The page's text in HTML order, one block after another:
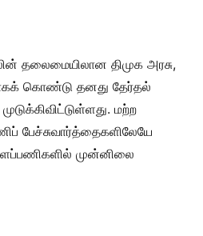
தலைமையிலான திமுக அரசு,
கொண்டு தனது தேர்தல்
மற்ற
பேச்சுவார்த்தைகளிலேயே
முன்னிலை